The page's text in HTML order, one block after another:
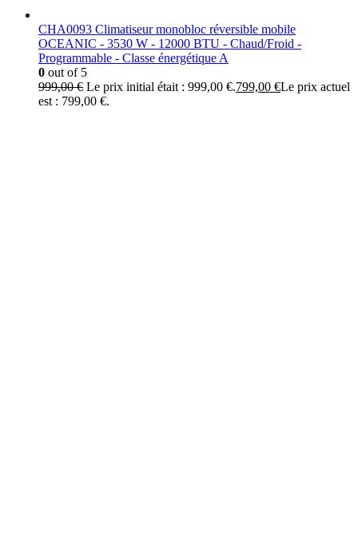
CHA0093 Climatiseur monobloc réversible mobile
OCEANIC - 3530 W - 12000 BTU - Chaud/Froid -
Programmable - Classe énergétique A
0 out of 5
999,00€ Le prix initial était : 999,00 €.799,00 €Le prix actuel
est : 799,00 €.